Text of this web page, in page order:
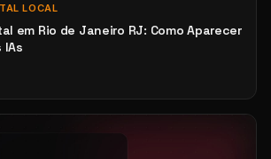
LOCAL
em Rio de Janeiro RJ: Como Aparecer
IAs